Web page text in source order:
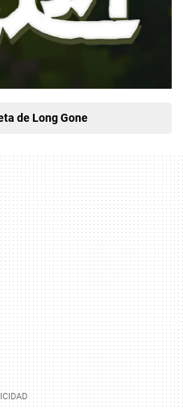
de Long Gone